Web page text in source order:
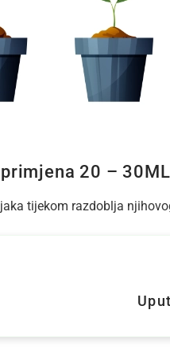
20 –
tijekom razdoblja